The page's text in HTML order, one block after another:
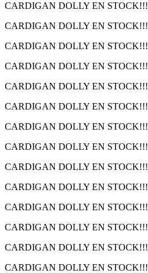
CARDIGAN DOLLY EN STOCK!!!
CARDIGAN DOLLY EN STOCK!!!
CARDIGAN DOLLY EN STOCK!!!
CARDIGAN DOLLY EN STOCK!!!
CARDIGAN DOLLY EN STOCK!!!
CARDIGAN DOLLY EN STOCK!!!
CARDIGAN DOLLY EN STOCK!!!
CARDIGAN DOLLY EN STOCK!!!
CARDIGAN DOLLY EN STOCK!!!
CARDIGAN DOLLY EN STOCK!!!
CARDIGAN DOLLY EN STOCK!!!
CARDIGAN DOLLY EN STOCK!!!
CARDIGAN DOLLY EN STOCK!!!
CARDIGAN DOLLY EN STOCK!!!